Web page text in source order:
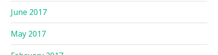
June 2017
May 2017